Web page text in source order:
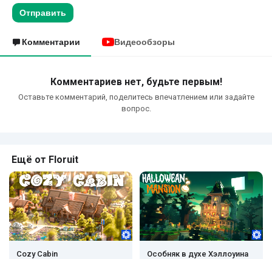
Отправить
Комментарии Видеообзоры
Комментариев нет, будьте первым!
Оставьте комментарий, поделитесь впечатлением или задайте
вопрос.
Ещё от Floruit
Cozy Cabin Особняк в духе Хэллоуина